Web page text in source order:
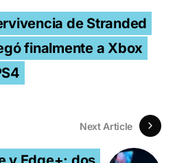
de Stranded
finalmente a Xbox
Next Article